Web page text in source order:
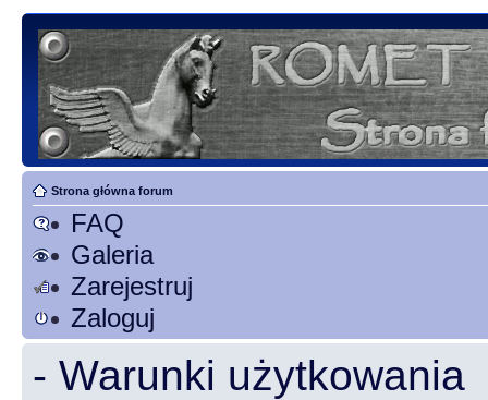
Strona główna forum
FAQ
Galeria
Zarejestruj
Zaloguj
- Warunki użytkowania